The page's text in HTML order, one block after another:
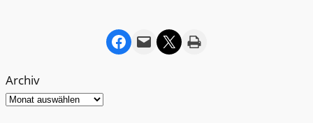
Share on Facebook Email this Page Share on X Print this Page
Archiv